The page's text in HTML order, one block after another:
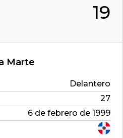
19
Marte
Delantero
27
6 de febrero de 1999